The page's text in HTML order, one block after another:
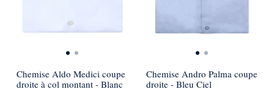
Chemise Aldo Medici coupe
droite à col montant - Blanc
Chemise Andro Palma coupe
droite - Bleu Ciel